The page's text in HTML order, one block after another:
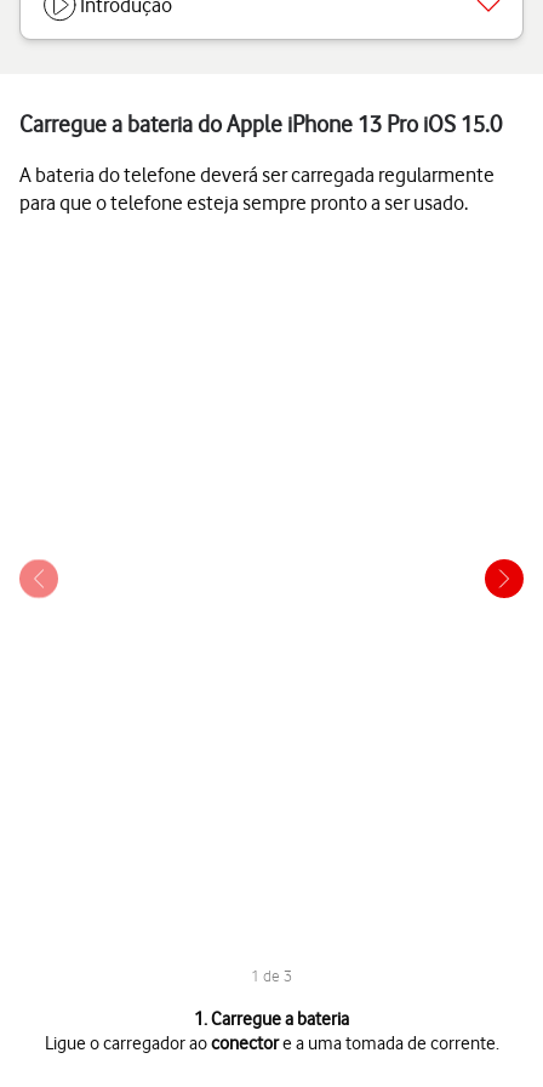
Introdução
Carregue a bateria do Apple iPhone 13 Pro iOS 15.0
A bateria do telefone deverá ser carregada regularmente
para que o telefone esteja sempre pronto a ser usado.
1 de 3
1. Carregue a bateria
Ligue o carregador aoconectore a uma tomada de corrente.